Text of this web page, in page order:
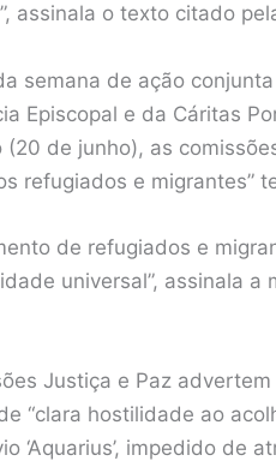
assinala o texto citado
semana de ação
Episcopal e da Cáritas
(20 de junho), as
refugiados e migrantes”
de refugiados e
universal”, assinala a
Justiça e Paz
“clara hostilidade ao
‘Aquarius’, impedido de